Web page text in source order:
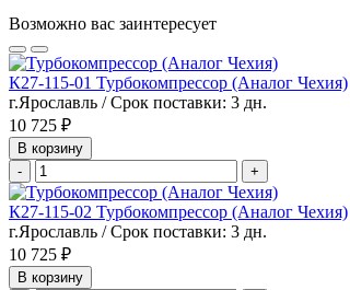
Возможно вас заинтересует
К27-115-01 Турбокомпрессор (Аналог Чехия)
г.Ярославль / Срок поставки: 3 дн.
10 725 ₽
В корзину
-
+
К27-115-02 Турбокомпрессор (Аналог Чехия)
г.Ярославль / Срок поставки: 3 дн.
10 725 ₽
В корзину